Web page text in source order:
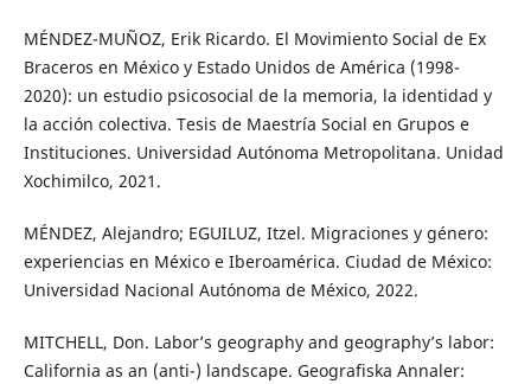
MÉNDEZ-MUÑOZ, Erik Ricardo. El Movimiento Social de Ex
Braceros en México y Estado Unidos de América (1998-
2020): un estudio psicosocial de la memoria, la identidad y
la acción colectiva. Tesis de Maestría Social en Grupos e
Instituciones. Universidad Autónoma Metropolitana. Unidad
Xochimilco, 2021.
MÉNDEZ, Alejandro; EGUILUZ, Itzel. Migraciones y género:
experiencias en México e Iberoamérica. Ciudad de México:
Universidad Nacional Autónoma de México, 2022.
MITCHELL, Don. Labor’s geography and geography’s labor:
California as an (anti-) landscape. Geografiska Annaler: